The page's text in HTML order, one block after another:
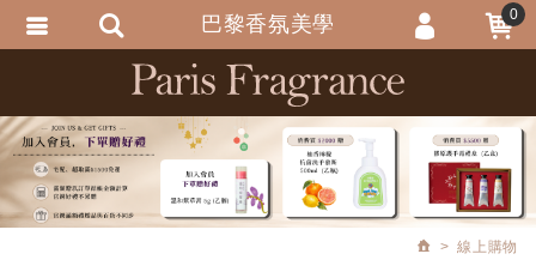
線上購物
巴黎香氛美學 0
會員登入
會員註冊
忘記密碼
訂單查詢
繁體中文